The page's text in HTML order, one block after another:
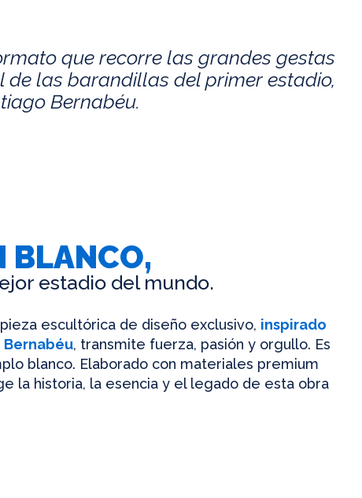
que recorre las grandes gestas
las barandillas del primer estadio,
Bernabéu.
BLANCO,
estadio del mundo.
escultórica de diseño exclusivo, inspirado
Bernabéu, transmite fuerza, pasión y orgullo. Es
blanco. Elaborado con materiales premium
la historia, la esencia y el legado de esta obra